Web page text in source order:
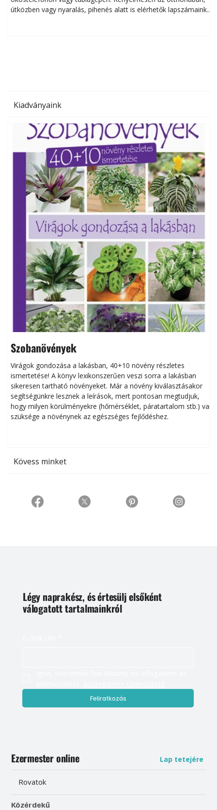
útközben vagy nyaralás, pihenés alatt is elérhetők lapszámaink.
Kiadványaink
Szobanövények
Virágok gondozása a lakásban, 40+10 növény részletes
ismertetése! A könyv lexikonszerűen veszi sorra a lakásban
sikeresen tart­ha­tó növényeket. Már a növény kiválasztásakor
segítségünkre lesznek a leírások, mert pontosan megtudjuk,
hogy milyen körülményekre (hőmérséklet, páratartalom stb.) van
szüksége a növénynek az egészséges fejlődéshez.
Kövess minket
Légy naprakész, és értesülj elsőként
válogatott tartalmainkról
Feliratkozás
Ezermester online Lap tetejére
Rovatok
Közérdekű